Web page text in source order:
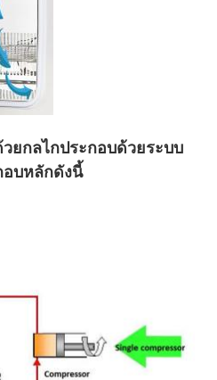
ยกลไกประกอบด้วยระบบ
อบหลักดังนี้